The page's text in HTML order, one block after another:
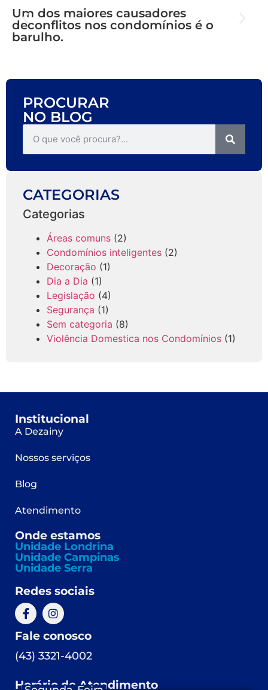
Um dos maiores causadores
deconflitos nos condomínios é o
barulho.
PROCURAR
NO BLOG
CATEGORIAS
Categorias
Áreas comuns (2)
Condomínios inteligentes (2)
Decoração (1)
Dia a Dia (1)
Legislação (4)
Segurança (1)
Sem categoria (8)
Violência Domestica nos Condomínios (1)
Institucional
A Dezainy
Nossos serviços
Blog
Atendimento
Onde estamos
Unidade Londrina
Unidade Campinas
Unidade Serra
Redes sociais
Fale conosco
(43) 3321-4002
Horário de Atendimento